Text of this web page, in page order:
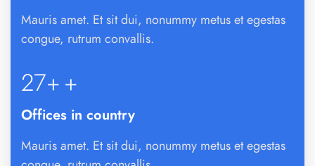
Mauris amet. Et sit dui, nonummy metus et egestas
congue, rutrum convallis.
27++
Offices in country
Mauris amet. Et sit dui, nonummy metus et egestas